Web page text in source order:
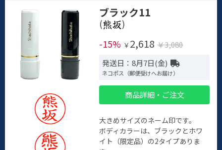
ブラック11
(
)
-15% ￥ 2,618 ￥3,080
発送日：8月7日(金)
ネコポス（郵便受けへお届け）
商品詳細・ご注文
大きめサイズのネーム印です。
ボディカラーは、ブラックとホワ
イト（限定品）の2タイプありま